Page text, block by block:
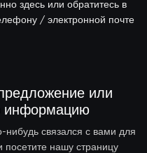
здесь или обратитесь в
/ электронной почте
или
информацию
связался с вами для
посетите нашу страницу